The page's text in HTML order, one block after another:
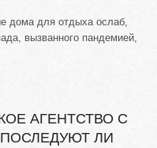
дома для отдыха ослаб,
вызванного пандемией,
АГЕНТСТВО С
ПОСЛЕДУЮТ ЛИ